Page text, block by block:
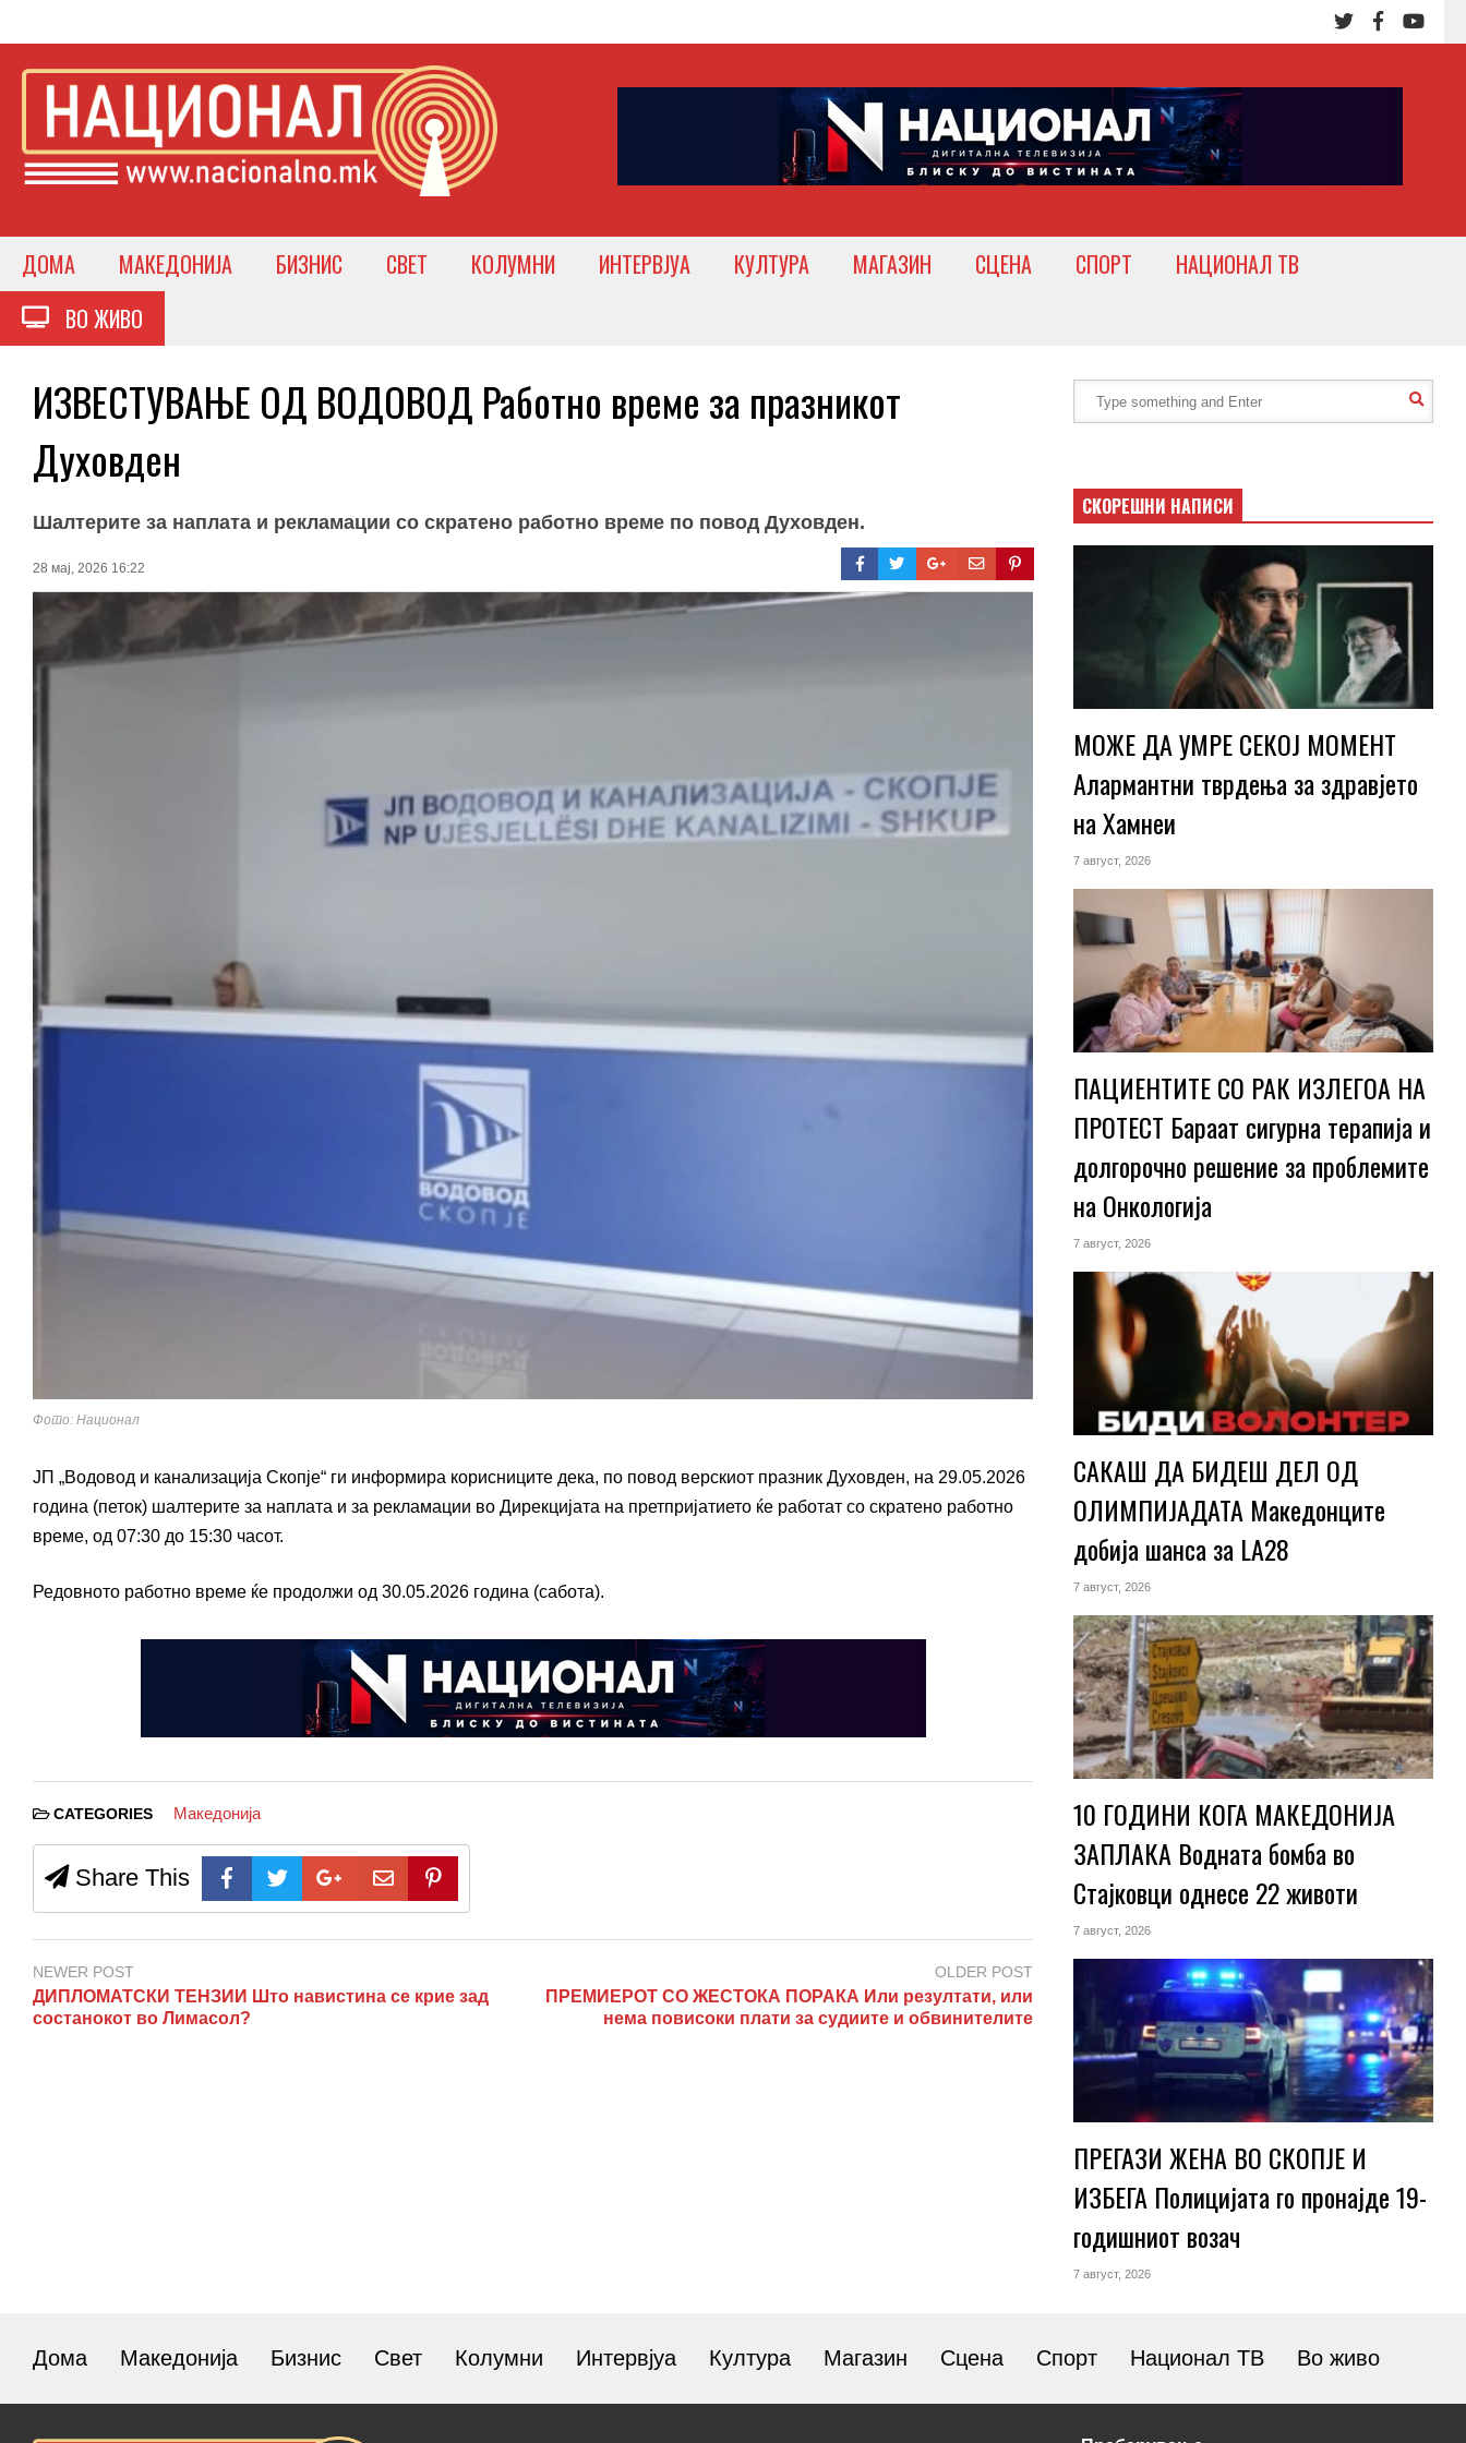
ДОМА МАКЕДОНИЈА БИЗНИС СВЕТ КОЛУМНИ ИНТЕРВЈУА КУЛТУРА МАГАЗИН СЦЕНА СПОРТ
НАЦИОНАЛ ТВ
ВО ЖИВО
ИЗВЕСТУВАЊЕ ОД ВОДОВОД Работно време за празникот
Духовден
Шалтерите за наплата и рекламации со скратено работно време по повод Духовден.
28 мај, 2026 16:22
Фото: Национал
ЈП „Водовод и канализација Скопје“ ги информира корисниците дека, по повод верскиот празник Духовден, на 29.05.2026
година (петок) шалтерите за наплата и за рекламации во Дирекцијата на претпријатието ќе работат со скратено работно
време, од 07:30 до 15:30 часот.
Редовното работно време ќе продолжи од 30.05.2026 година (сабота).
CATEGORIES Македонија
Share This
NEWER POST
ДИПЛОМАТСКИ ТЕНЗИИ Што навистина се крие зад
состанокот во Лимасол?
OLDER POST
ПРЕМИЕРОТ СО ЖЕСТОКА ПОРАКА Или резултати, или
нема повисоки плати за судиите и обвинителите
СКОРЕШНИ НАПИСИ
МОЖЕ ДА УМРЕ СЕКОЈ МОМЕНТ
Алармантни тврдења за здравјето
на Хамнеи
7 август, 2026
ПАЦИЕНТИТЕ СО РАК ИЗЛЕГОА НА
ПРОТЕСТ Бараат сигурна терапија и
долгорочно решение за проблемите
на Онкологија
7 август, 2026
САКАШ ДА БИДЕШ ДЕЛ ОД
ОЛИМПИЈАДАТА Македонците
добија шанса за LA28
7 август, 2026
10 ГОДИНИ КОГА МАКЕДОНИЈА
ЗАПЛАКА Водната бомба во
Стајковци однесе 22 животи
7 август, 2026
ПРЕГАЗИ ЖЕНА ВО СКОПЈЕ И
ИЗБЕГА Полицијата го пронајде 19-
годишниот возач
7 август, 2026
Дома Македонија Бизнис Свет Колумни Интервјуа Култура Магазин Сцена Спорт Национал ТВ Во живо